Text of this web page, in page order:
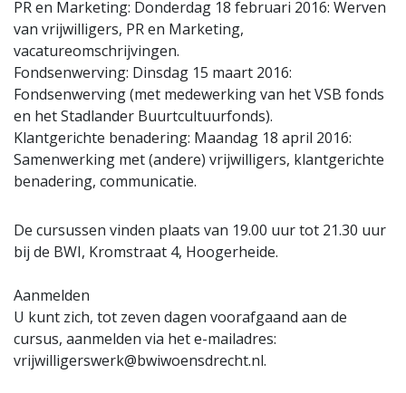
PR en Marketing: Donderdag 18 februari 2016: Werven
van vrijwilligers, PR en Marketing,
vacatureomschrijvingen.
Fondsenwerving: Dinsdag 15 maart 2016:
Fondsenwerving (met medewerking van het VSB fonds
en het Stadlander Buurtcultuurfonds).
Klantgerichte benadering: Maandag 18 april 2016:
Samenwerking met (andere) vrijwilligers, klantgerichte
benadering, communicatie.
De cursussen vinden plaats van 19.00 uur tot 21.30 uur
bij de BWI, Kromstraat 4, Hoogerheide.
Aanmelden
U kunt zich, tot zeven dagen voorafgaand aan de
cursus, aanmelden via het e-mailadres:
vrijwilligerswerk@bwiwoensdrecht.nl.